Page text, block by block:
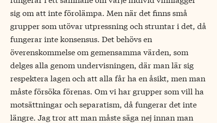
sig om att inte förolämpa. Men när det finns små
grupper som utövar utpressning och struntar i det, då
fungerar inte konsensus. Det behövs en
överenskommelse om gemensamma värden, som
delges alla genom undervisningen, där man lär sig
respektera lagen och att alla får ha en åsikt, men man
måste försöka förenas. Om vi har grupper som vill ha
motsättningar och separatism, då fungerar det inte
längre. Jag tror att man måste säga nej innan man